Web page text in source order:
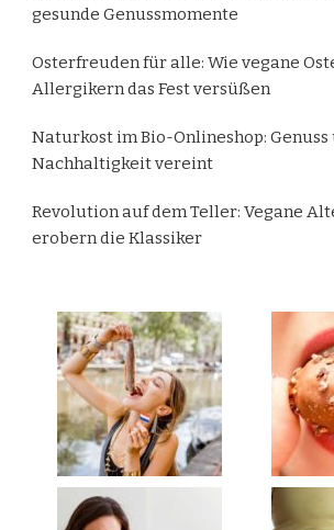
gesunde Genussmomente
Osterfreuden für alle: Wie vegane
Allergikern das Fest versüßen
Naturkost im Bio-Onlineshop: Genuss
Nachhaltigkeit vereint
Revolution auf dem Teller: Vegane
erobern die Klassiker